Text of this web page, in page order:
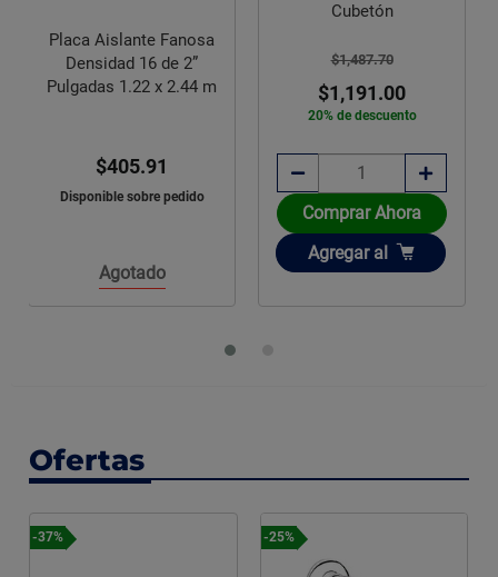
Placa Aislante Fanosa
Densidad 16 de 2”
Pulgadas 1.22 x 2.44 m
$405.91
Disponible sobre pedido
Agotado
Cubetón
$1,487.70
$1,191.00
20% de descuento
Comprar Ahora
Añadir
Agregar al
Ofertas
-37% -25%